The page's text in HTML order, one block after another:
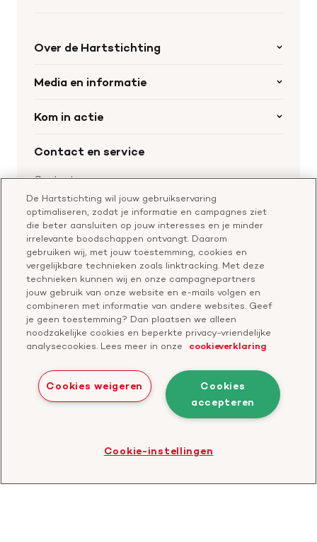
Over de Hartstichting
Organisatie
Werken bij de Hartstichting
Media en informatie
Nieuws
Materialen bestellen
Aanmelden nieuwsbrief
Kom in actie
Word collectant
Leer reanimeren
Geef ter nagedachtenis
Start een actie
Contact en service
Contactgegevens
Bel of chat met een voorlichter
Vragen over donateurschap
Klachtenformulier
Check je gesprek
Doneer
Bezoek
onze
Facebook
Bezoek
ons
YouTube
Bezoek
onze
LinkedIn
Bezoek
onze
TikTok
profiel
Bezoek
onze
Twitter
profiel
Bezoek
onze
Threads
profiel
Privacyverklaring
Bezoek
De Hartstichting wil jouw gebruikservaring
optimaliseren, zodat je informatie en campagnes ziet
die beter aansluiten op jouw interesses en je minder
irrelevante boodschappen ontvangt. Daarom
gebruiken wij, met jouw toestemming, cookies en
vergelijkbare technieken zoals linktracking. Met deze
technieken kunnen wij en onze campagnepartners
jouw gebruik van onze website en e-mails volgen en
combineren met informatie van andere websites. Geef
je geen toestemming? Dan plaatsen we alleen
noodzakelijke cookies en beperkte privacy-vriendelijke
analysecookies. Lees meer in onze
cookieverklaring
Cookies
accepteren
Cookies weigeren
Cookie-instellingen